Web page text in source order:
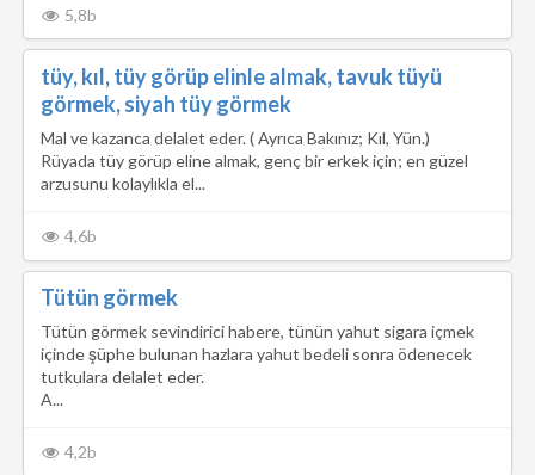
5,8b
tüy, kıl, tüy görüp elinle almak, tavuk tüyü
görmek, siyah tüy görmek
Mal ve kazanca delalet eder. ( Ayrıca Bakınız; Kıl, Yün.)
Rüyada tüy görüp eline almak, genç bir erkek için; en güzel
arzusunu kolaylıkla el...
4,6b
Tütün görmek
Tütün görmek sevindirici habere, tünün yahut sigara içmek
içinde şüphe bulunan hazlara yahut bedeli sonra ödenecek
tutkulara delalet eder.
A...
4,2b